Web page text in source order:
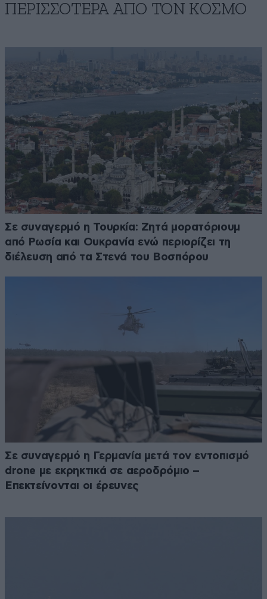
ΠΕΡΙΣΣΟΤΕΡΑ ΑΠΟ ΤΟΝ ΚΟΣΜΟ
Σε συναγερμό η Τουρκία: Ζητά μορατόριουμ
από Ρωσία και Ουκρανία ενώ περιορίζει τη
διέλευση από τα Στενά του Βοσπόρου
Σε συναγερμό η Γερμανία μετά τον εντοπισμό
drone με εκρηκτικά σε αεροδρόμιο –
Επεκτείνονται οι έρευνες